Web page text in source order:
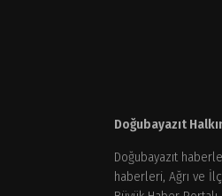
Doğubayazıt
Doğubayazıt
haberleri, Ağrı ve